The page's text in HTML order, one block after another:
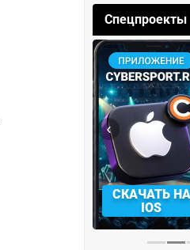
Спецпроекты
СМОТРЕТЬ
‹